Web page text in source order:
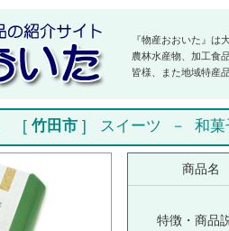
『物産おおいた』は
農林水産物、加工食
皆様、また地域特産
[ 竹田市 ] スイーツ － 和菓
商品名
特徴・商品